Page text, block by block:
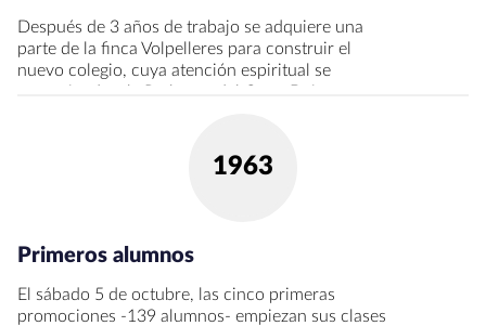
Después de 3 años de trabajo se adquiere una
parte de la finca Volpelleres para construir el
nuevo colegio, cuya atención espiritual se
Primeros alumnos
1963
El sábado 5 de octubre, las cinco primeras
promociones -139 alumnos- empiezan sus clases